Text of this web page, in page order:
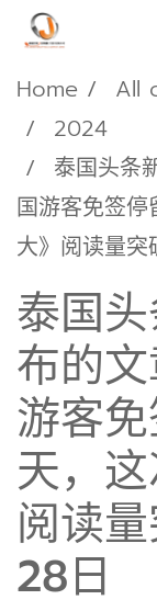
Home All
2024
泰国头条
国游客免签
大》阅读量
泰国
布的
游客
天，
阅读
28日